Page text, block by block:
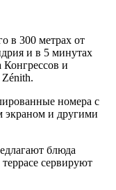
в 300 метрах от
и в 5 минутах
и
Zénith.
номера с
экраном и другими
блюда
сервируют